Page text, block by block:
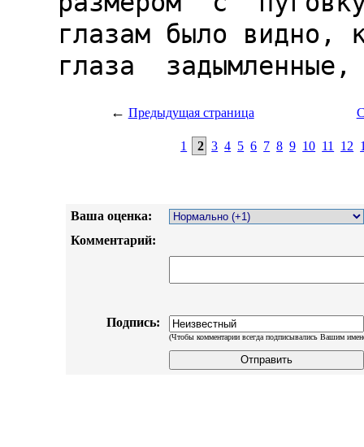
← Предыдущая страница
1 2 3 4 5 6 7 8 9 10 11 12
Ваша оценка:
Комментарий:
Подпись:
(Чтобы комментарии всегда подписывались Вашим